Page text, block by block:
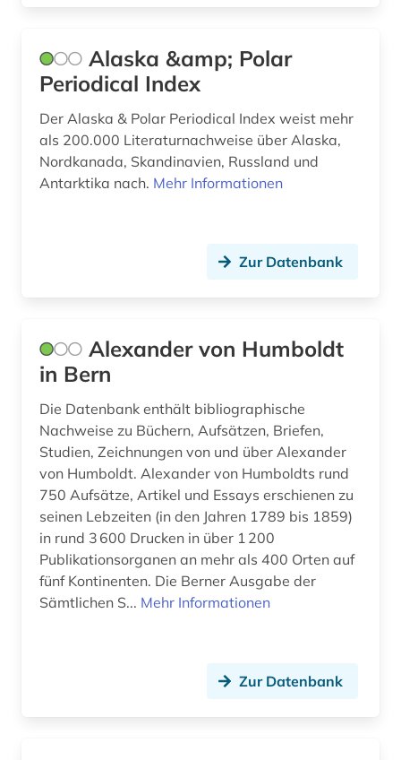
cellulosechemie (1)
cephalopoda (1)
charles (1)
charles (1809-1882) (1)
chemie (77)
chemische ozeanographie (1)
chemische reaktion (3)
chemische struktur (1)
chemische verbindungen (1)
china (2)
Alaska &amp; Polar
Periodical Index
Der Alaska & Polar Periodical Index weist mehr
als 200.000 Literaturnachweise über Alaska,
Nordkanada, Skandinavien, Russland und
Antarktika nach. Mehr Informationen
Zur Datenbank
Alexander von Humboldt
in Bern
Die Datenbank enthält bibliographische
Nachweise zu Büchern, Aufsätzen, Briefen,
Studien, Zeichnungen von und über Alexander
von Humboldt. Alexander von Humboldts rund
750 Aufsätze, Artikel und Essays erschienen zu
seinen Lebzeiten (in den Jahren 1789 bis 1859)
in rund 3 600 Drucken in über 1 200
Publikationsorganen an mehr als 400 Orten auf
fünf Kontinenten. Die Berner Ausgabe der
Sämtlichen S... Mehr Informationen
Zur Datenbank